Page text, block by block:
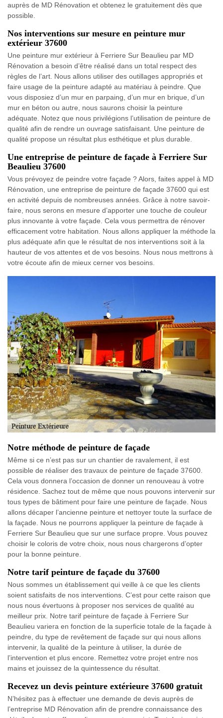
auprès de MD Rénovation et obtenez le gratuitement dès que
possible.
Nos interventions sur mesure en peinture mur
extérieur 37600
Une peinture mur extérieur à Ferriere Sur Beaulieu par MD
Rénovation a besoin d’être réalisé dans un total respect des
règles de l’art. Nous allons utiliser des outillages appropriés et
faire usage de la peinture adapté au matériau à peindre. Que
vous disposiez d’un mur en parpaing, d’un mur en brique, d’un
mur en béton ou autre, nous saurons choisir la peinture
adéquate. Notez que nous privilégions l’utilisation de peinture de
qualité afin de rendre un ouvrage satisfaisant. Une peinture de
qualité propose un résultat plus esthétique et plus durable.
Une entreprise de peinture de façade à Ferriere Sur
Beaulieu 37600
Vous prévoyez de peindre votre façade ? Alors, faites appel à MD
Rénovation, une entreprise de peinture de façade 37600 qui est
en activité depuis de nombreuses années. Grâce à notre savoir-
faire, nous serons en mesure d’apporter une touche de couleur
plus innovante à votre façade. Cela vous permettra de rénover
efficacement votre habitation. Nous allons appliquer la méthode la
plus adéquate afin que le résultat de nos interventions soit à la
hauteur de vos attentes et de vos besoins. Nous nous mettrons à
votre écoute afin de mieux cerner vos besoins.
Notre méthode de peinture de façade
Même si ce n’est pas sur un chantier de ravalement, il est
possible de réaliser des travaux de peinture de façade 37600.
Cela vous donnera l’occasion de donner un renouveau à votre
résidence. Sachez tout de même que nous pouvons intervenir sur
tous types de bâtiment pour faire une peinture de façade. Nous
allons décaper l’ancienne peinture et nettoyer toute la surface de
la façade. Nous ne pourrons appliquer la peinture de façade à
Ferriere Sur Beaulieu que sur une surface propre. Vous pouvez
choisir le coloris de votre choix, nous nous chargerons d’opter
pour la bonne peinture.
Notre tarif peinture de façade du 37600
Nous sommes un établissement qui veille à ce que les clients
soient satisfaits de nos interventions. C’est pour cette raison que
nous nous évertuons à proposer nos services de qualité au
meilleur prix. Notre tarif peinture de façade à Ferriere Sur
Beaulieu variera en fonction de la superficie totale de la façade à
peindre, du type de revêtement de façade sur qui nous allons
intervenir, la qualité de la peinture à utiliser, la durée de
l’intervention et plus encore. Remettez votre projet entre nos
mains et jouissez de la quintessence du résultat.
Recevez un devis peinture extérieure 37600 gratuit
N’hésitez pas à effectuer une demande de devis auprès de
l’entreprise MD Rénovation afin de prendre connaissance des